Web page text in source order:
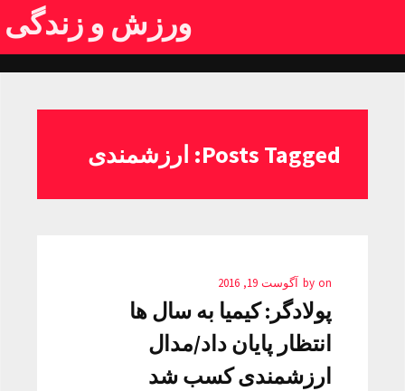
ورزش و زندگی
Posts Tagged: ارزشمندی
by on آگوست 19, 2016
پولادگر: کیمیا به سال ها
انتظار پایان داد/مدال
ارزشمندی کسب شد